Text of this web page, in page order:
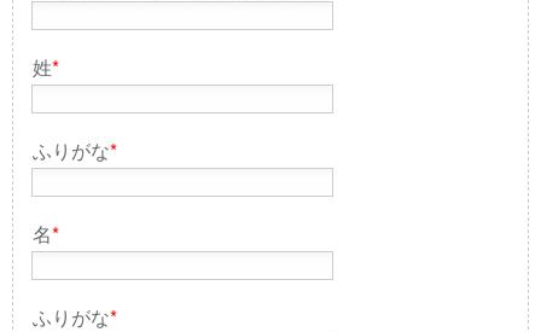
姓*
ふりがな*
名*
ふりがな*